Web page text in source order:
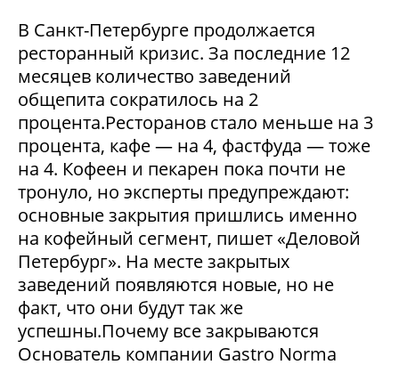
В Санкт-Петербурге продолжается
ресторанный кризис. За последние 12
месяцев количество заведений
общепита сократилось на 2
процента.Ресторанов стало меньше на 3
процента, кафе — на 4, фастфуда — тоже
на 4. Кофеен и пекарен пока почти не
тронуло, но эксперты предупреждают:
основные закрытия пришлись именно
на кофейный сегмент, пишет «Деловой
Петербург». На месте закрытых
заведений появляются новые, но не
факт, что они будут так же
успешны.Почему все закрываются
Основатель компании Gastro Norma